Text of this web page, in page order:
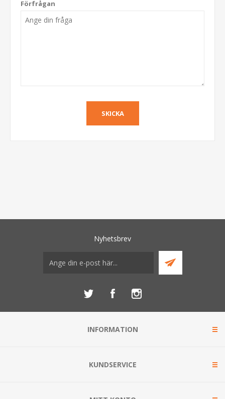
Förfrågan
Nyhetsbrev
INFORMATION
KUNDSERVICE